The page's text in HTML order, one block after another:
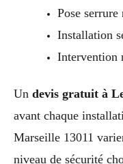
Pose
Installation
Intervention
Un devis gratuit à
avant chaque
Marseille 13011
niveau de sécurité